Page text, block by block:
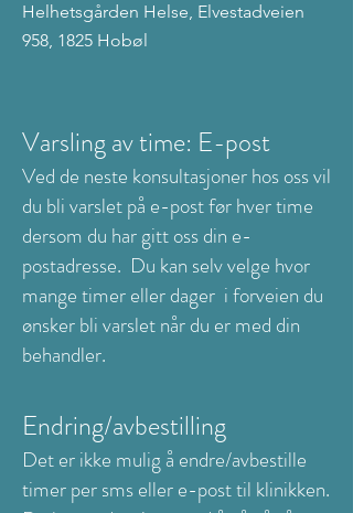
Helhetsgården Helse, Elvestadveien
958, 1825 Hobøl
Varsling av time: E-post
Ved de neste konsultasjoner hos oss vil
du bli varslet på e-post før hver time
dersom du har gitt oss din e-
postadresse. Du kan selv velge hvor
mange timer eller dager i forveien du
ønsker bli varslet når du er med din
behandler.
Endring/avbestilling
Det er ikke mulig å endre/avbestille
timer per sms eller e-post til klinikken.